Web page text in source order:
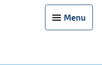
Menu